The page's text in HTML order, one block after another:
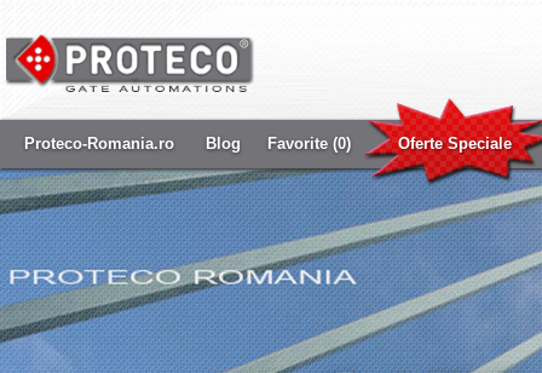
Proteco-Romania.ro Blog Favorite (0) Oferte Speciale